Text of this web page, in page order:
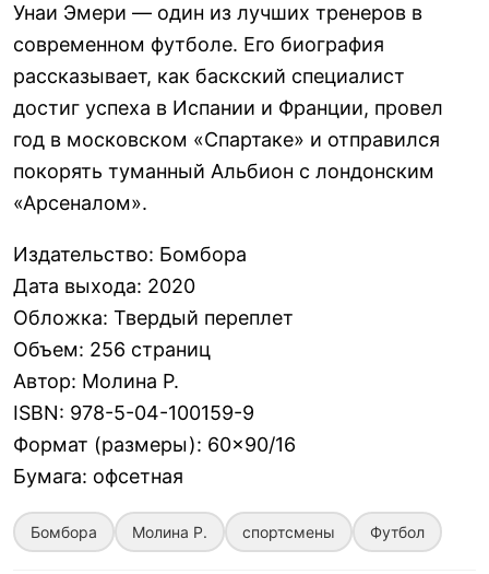
Унаи Эмери — один из лучших тренеров в
современном футболе. Его биография
рассказывает, как баскский специалист
достиг успеха в Испании и Франции, провел
год в московском «Спартаке» и отправился
покорять туманный Альбион с лондонским
«Арсеналом».
Издательство: Бомбора
Дата выхода: 2020
Обложка: Твердый переплет
Объем: 256 страниц
Автор: Молина Р.
ISBN: 978-5-04-100159-9
Формат (размеры): 60×90/16
Бумага: офсетная
Бомбора Молина Р. спортсмены Футбол